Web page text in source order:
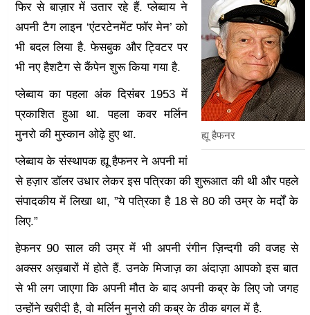
ह्यू हैफनर
फिर से बाज़ार में उतार रहे हैं. प्लेब्वाय ने
अपनी टैग लाइन ‘एंटरटेनमेंट फॉर मेन’ को
भी बदल लिया है. फेसबुक और ट्विटर पर
भी नए हैशटैग से कैंपेन शुरू किया गया है.
प्लेब्वाय का पहला अंक दिसंबर 1953 में
प्रकाशित हुआ था. पहला कवर मर्लिन
मुनरो की मुस्कान ओढ़े हुए था.
प्लेब्वाय के संस्थापक ह्यू हैफनर ने अपनी मां
से हज़ार डॉलर उधार लेकर इस पत्रिका की शुरूआत की थी और पहले
संपादकीय में लिखा था, ”ये पत्रिका है 18 से 80 की उम्र के मर्दों के
लिए.”
हेफनर 90 साल की उम्र में भी अपनी रंगीन ज़िन्दगी की वजह से
अक्सर अख़बारों में होते हैं. उनके मिजाज़ का अंदाज़ा आपको इस बात
से भी लग जाएगा कि अपनी मौत के बाद अपनी कब्र के लिए जो जगह
उन्होंने खरीदी है, वो मर्लिन मुनरो की कब्र के ठीक बगल में है.